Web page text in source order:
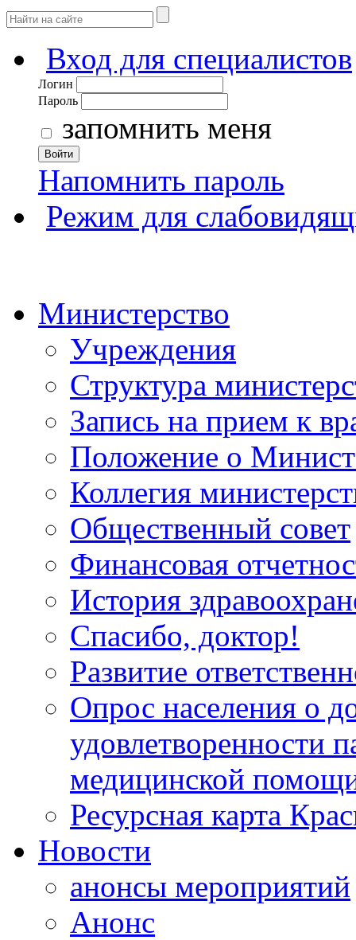
Вход для специалистов
Логин
Пароль
запомнить меня
Войти
Напомнить пароль
Режим для
Министерство
Учреждения
Структура
Запись на прием к
Положение о
Коллегия
Общественный совет
Финансовая
История
Спасибо, доктор!
Развитие
Опрос населения о
удовлетворенности
медицинской
Ресурсная карта
Новости
анонсы мероприятий
Анонс